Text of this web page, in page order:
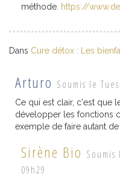
méthode. https://
Dans Cure détox : Les
Arturo Soumis le
Ce qui est clair, c'est que
développer les fonctions
exemple de faire autant
Sirène Bio Soumis
09h29